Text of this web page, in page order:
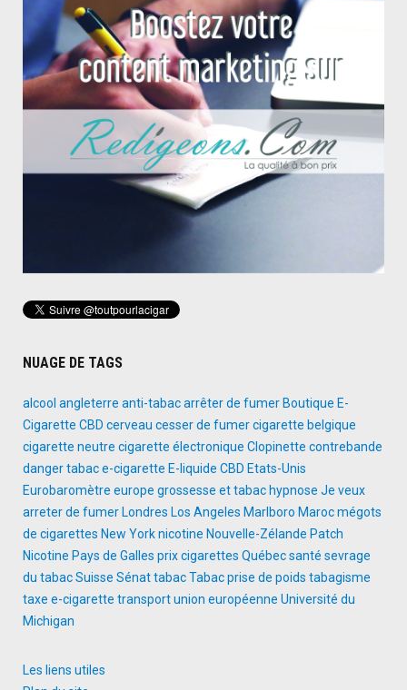
NUAGE DE TAGS
alcool angleterre anti-tabacarrêter de fumer Boutique E-
Cigarette CBD cerveau cesser de fumercigarette belgique
cigarette neutre cigarette électronique Clopinette contrebande
danger tabace-cigarette E-liquide CBD Etats-Unis
Eurobaromètre europe grossesse et tabac hypnose Je veux
arreter de fumer Londres Los Angeles Marlboro Marocmégots
de cigarettes New Yorknicotine Nouvelle-Zélande Patch
Nicotine Pays de Galles prix cigarettes Québecsanté sevrage
du tabacSuisse SénattabacTabac prise de poids tabagisme
taxe e-cigarette transportunion européenne Université du
Michigan
Les liens utiles